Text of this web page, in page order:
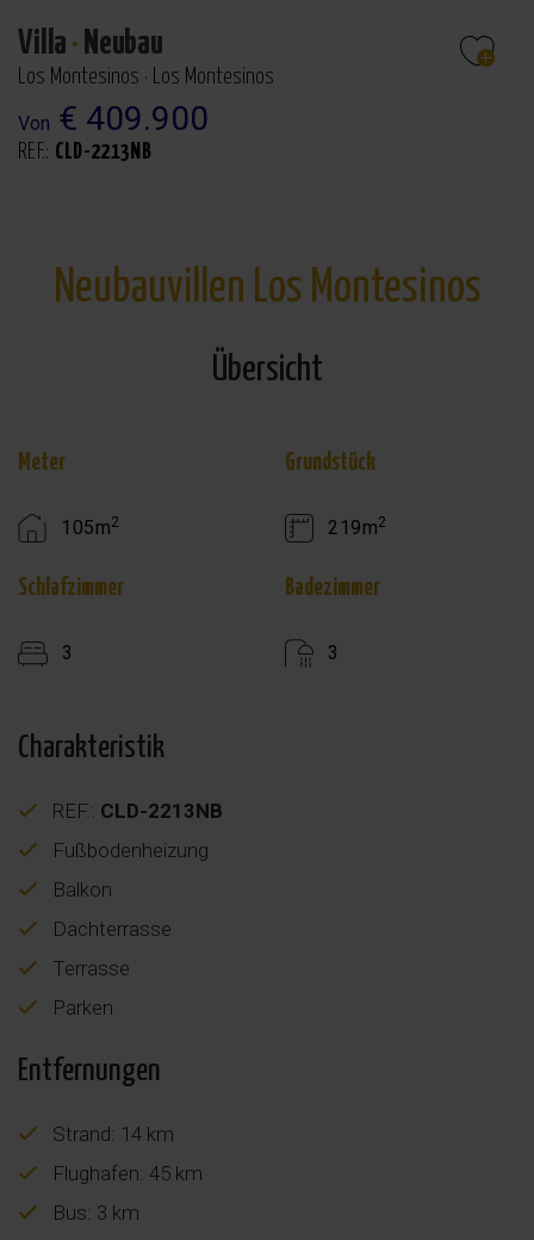
Villa · Neubau
Los Montesinos · Los Montesinos
Von € 409.900
REF.: CLD-2213NB
Neubauvillen Los Montesinos
Übersicht
Meter
105m2
Grundstück
219m2
Schlafzimmer
3
Badezimmer
3
Charakteristik
REF.: CLD-2213NB
Fußbodenheizung
Balkon
Dachterrasse
Terrasse
Parken
Entfernungen
Strand: 14 km
Flughafen: 45 km
Bus: 3 km